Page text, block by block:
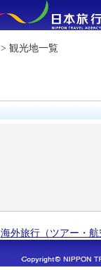
> 観光地一覧
海外旅行（ツアー・航